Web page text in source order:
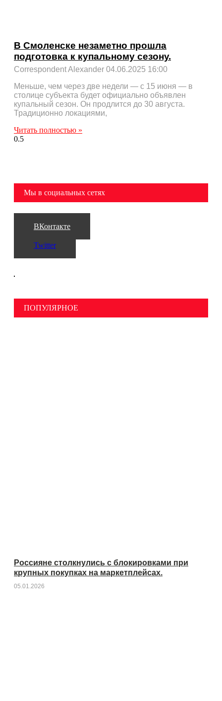
В Смоленске незаметно прошла
подготовка к купальному сезону.
Correspondent Alexander 04.06.2025 16:00
Меньше, чем через две недели — с 15 июня — в
столице субъекта будет официально объявлен
купальный сезон. Он продлится до 30 августа.
Традиционно локациями,
Читать полностью »
Мы в социальных сетях
ВКонтакте
Twitter
ПОПУЛЯРНОЕ
Россияне столкнулись с блокировками при
крупных покупках на маркетплейсах.
05.01.2026